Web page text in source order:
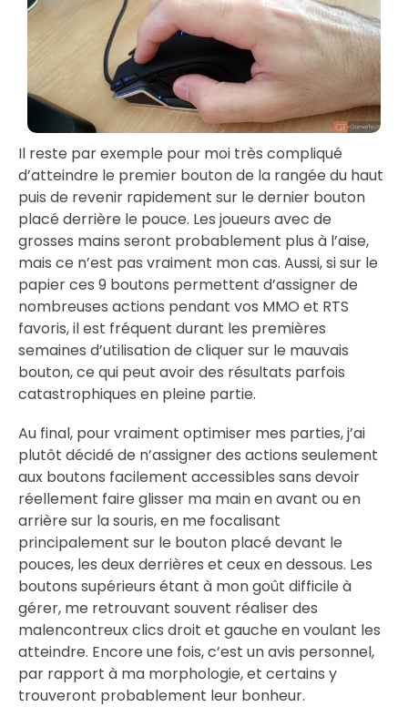
Il reste par exemple pour moi très compliqué
d’atteindre le premier bouton de la rangée du haut
puis de revenir rapidement sur le dernier bouton
placé derrière le pouce. Les joueurs avec de
grosses mains seront probablement plus à l’aise,
mais ce n’est pas vraiment mon cas. Aussi, si sur le
papier ces 9 boutons permettent d’assigner de
nombreuses actions pendant vos MMO et RTS
favoris, il est fréquent durant les premières
semaines d’utilisation de cliquer sur le mauvais
bouton, ce qui peut avoir des résultats parfois
catastrophiques en pleine partie.
Au final, pour vraiment optimiser mes parties, j’ai
plutôt décidé de n’assigner des actions seulement
aux boutons facilement accessibles sans devoir
réellement faire glisser ma main en avant ou en
arrière sur la souris, en me focalisant
principalement sur le bouton placé devant le
pouces, les deux derrières et ceux en dessous. Les
boutons supérieurs étant à mon goût difficile à
gérer, me retrouvant souvent réaliser des
malencontreux clics droit et gauche en voulant les
atteindre. Encore une fois, c’est un avis personnel,
par rapport à ma morphologie, et certains y
trouveront probablement leur bonheur.